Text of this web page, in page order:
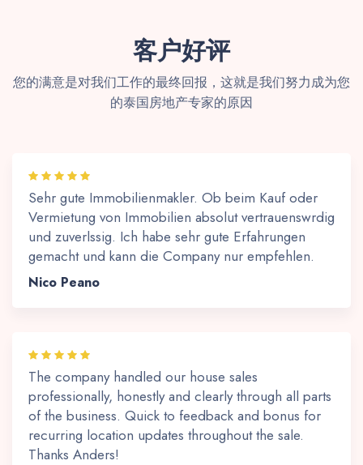
客户好评
您的满意是对我们工作的最终回报，这就是我们努力成为您
的泰国房地产专家的原因
Sehr gute Immobilienmakler. Ob beim Kauf oder
Vermietung von Immobilien absolut vertrauenswrdig
und zuverlssig. Ich habe sehr gute Erfahrungen
gemacht und kann die Company nur empfehlen.
Nico Peano
The company handled our house sales
professionally, honestly and clearly through all parts
of the business. Quick to feedback and bonus for
recurring location updates throughout the sale.
Thanks Anders!